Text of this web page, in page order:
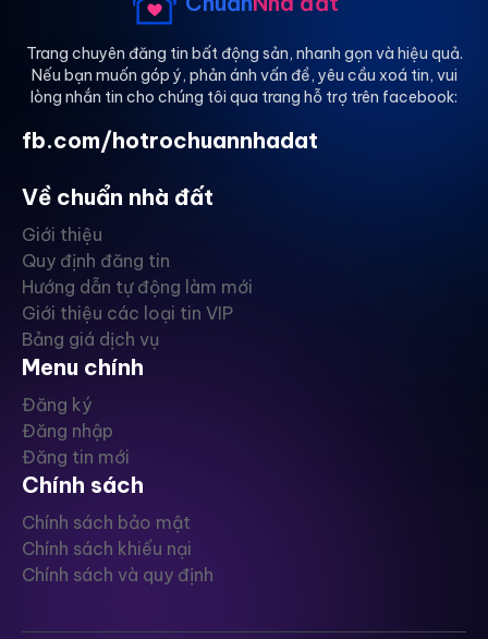
Trang chuyên đăng tin bất động sản, nhanh gọn và hiệu quả.
Nếu bạn muốn góp ý, phản ánh vấn đề, yêu cầu xoá tin, vui
lòng nhắn tin cho chúng tôi qua trang hỗ trợ trên facebook:
fb.com/hotrochuannhadat
Về chuẩn nhà đất
Giới thiệu
Quy định đăng tin
Hướng dẫn tự động làm mới
Giới thiệu các loại tin VIP
Bảng giá dịch vụ
Menu chính
Đăng ký
Đăng nhập
Đăng tin mới
Chính sách
Chính sách bảo mật
Chính sách khiếu nại
Chính sách và quy định